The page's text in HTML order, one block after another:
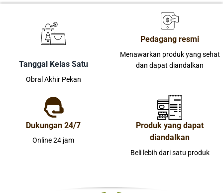
Tanggal Kelas Satu
Obral Akhir Pekan
Pedagang resmi
Menawarkan produk yang sehat
dan dapat diandalkan
Dukungan 24/7
Online 24 jam
Produk yang dapat
diandalkan
Beli lebih dari satu produk